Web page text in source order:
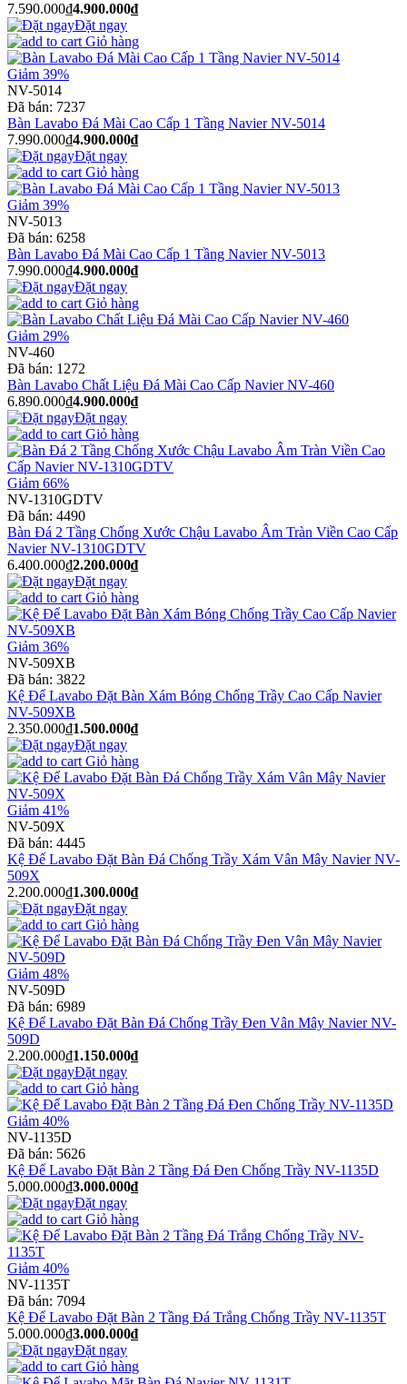
7.590.000₫4.900.000₫
Đặt ngay
Giỏ hàng
Giảm 39%
NV-5014
Đã bán: 7237
Bàn Lavabo Đá Mài Cao Cấp 1 Tầng Navier NV-5014
7.990.000₫4.900.000₫
Đặt ngay
Giỏ hàng
Giảm 39%
NV-5013
Đã bán: 6258
Bàn Lavabo Đá Mài Cao Cấp 1 Tầng Navier NV-5013
7.990.000₫4.900.000₫
Đặt ngay
Giỏ hàng
Giảm 29%
NV-460
Đã bán: 1272
Bàn Lavabo Chất Liệu Đá Mài Cao Cấp Navier NV-460
6.890.000₫4.900.000₫
Đặt ngay
Giỏ hàng
Giảm 66%
NV-1310GDTV
Đã bán: 4490
Bàn Đá 2 Tầng Chống Xước Chậu Lavabo Âm Tràn Viền Cao Cấp
Navier NV-1310GDTV
6.400.000₫2.200.000₫
Đặt ngay
Giỏ hàng
Giảm 36%
NV-509XB
Đã bán: 3822
Kệ Để Lavabo Đặt Bàn Xám Bóng Chống Trầy Cao Cấp Navier
NV-509XB
2.350.000₫1.500.000₫
Đặt ngay
Giỏ hàng
Giảm 41%
NV-509X
Đã bán: 4445
Kệ Để Lavabo Đặt Bàn Đá Chống Trầy Xám Vân Mây Navier NV-
509X
2.200.000₫1.300.000₫
Đặt ngay
Giỏ hàng
Giảm 48%
NV-509D
Đã bán: 6989
Kệ Để Lavabo Đặt Bàn Đá Chống Trầy Đen Vân Mây Navier NV-
509D
2.200.000₫1.150.000₫
Đặt ngay
Giỏ hàng
Giảm 40%
NV-1135D
Đã bán: 5626
Kệ Để Lavabo Đặt Bàn 2 Tầng Đá Đen Chống Trầy NV-1135D
5.000.000₫3.000.000₫
Đặt ngay
Giỏ hàng
Giảm 40%
NV-1135T
Đã bán: 7094
Kệ Để Lavabo Đặt Bàn 2 Tầng Đá Trắng Chống Trầy NV-1135T
5.000.000₫3.000.000₫
Đặt ngay
Giỏ hàng